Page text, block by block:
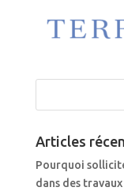
Articles
Pourquoi
dans des